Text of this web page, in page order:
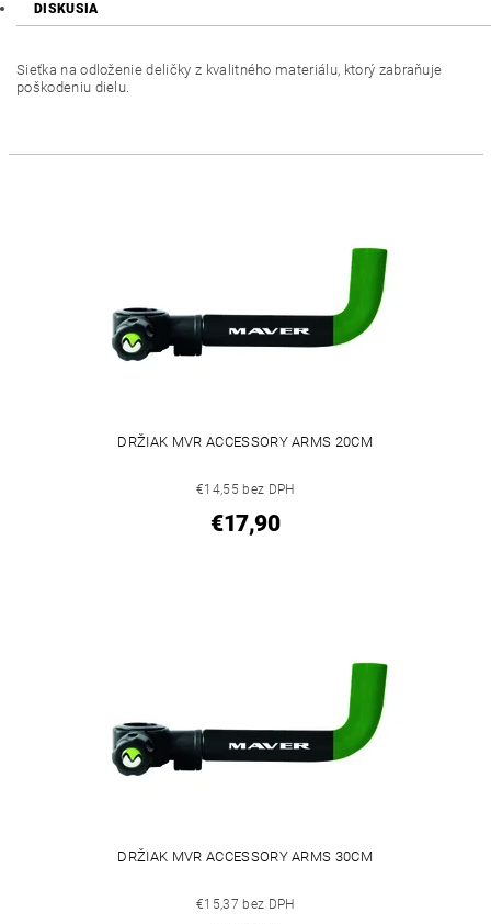
DISKUSIA
Sieťka na odloženie deličky z kvalitného materiálu, ktorý zabraňuje
poškodeniu dielu.
DRŽIAK MVR ACCESSORY ARMS 20CM
€14,55 bez DPH
€17,90
DRŽIAK MVR ACCESSORY ARMS 30CM
€15,37 bez DPH